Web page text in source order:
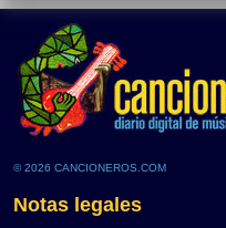
© 2026 CANCIONEROS.COM
Notas legales